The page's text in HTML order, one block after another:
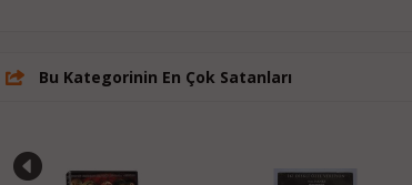
Bu Kategorinin En Çok Satanları